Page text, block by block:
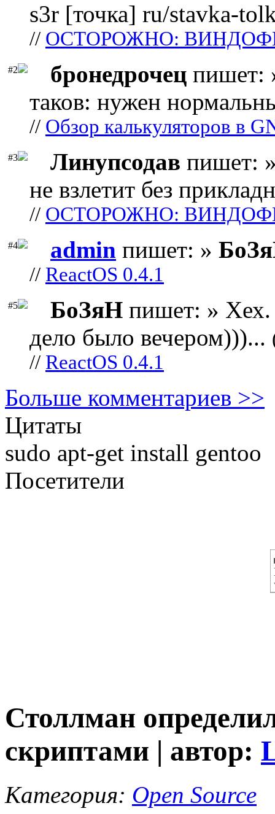
s3r [точка] ru/stavka-
// ОСТОРОЖНО:
#2 бронедрочец пишет:
таков: нужен
// Обзор калькуляторов в
#3 Линупсодав пишет:
не взлетит без
// ОСТОРОЖНО:
#4 admin пишет: »
// ReactOS 0.4.1
#5 БоЗяН пишет: » Хех.
дело было вечером)))...
// ReactOS 0.4.1
Больше комментариев >>
Цитаты
sudo apt-get install gentoo
Посетители
Столлман
скриптами | автор:
Категория: Open Source